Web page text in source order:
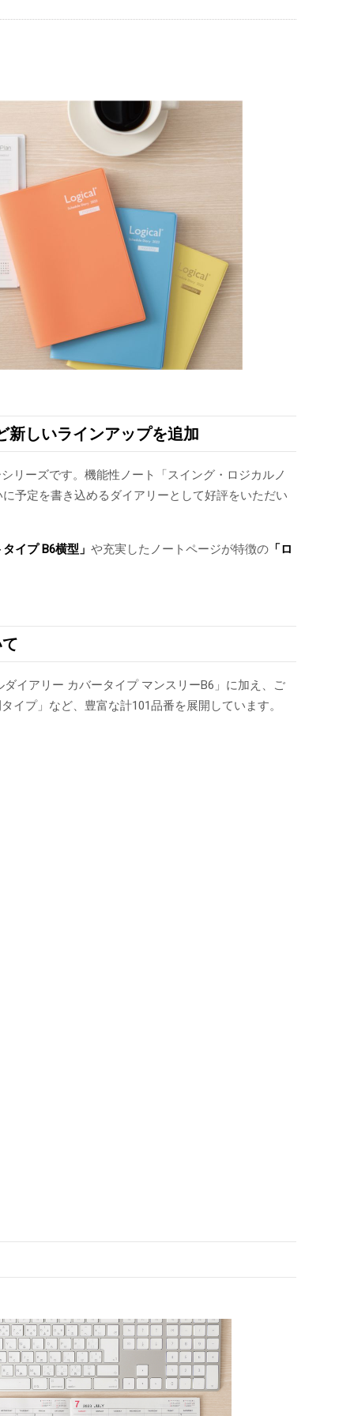
新しいラインアップを追加
リーズです。機能性ノート「スイング・ロジカルノ
予定を書き込めるダイアリーとして好評をいただい
タイプB6横型」 や充実したノートページが特徴の 「ロ
イアリー カバータイプ マンスリーB6」に加え、ご
プ」など、豊富な計101品番を展開しています。